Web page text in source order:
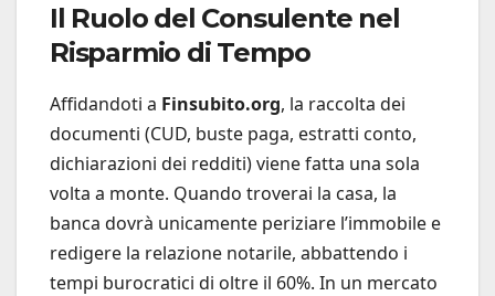
Il Ruolo del Consulente nel
Risparmio di Tempo
Affidandoti a Finsubito.org, la raccolta dei
documenti (CUD, buste paga, estratti conto,
dichiarazioni dei redditi) viene fatta una sola
volta a monte. Quando troverai la casa, la
banca dovrà unicamente periziare l’immobile e
redigere la relazione notarile, abbattendo i
tempi burocratici di oltre il 60%. In un mercato